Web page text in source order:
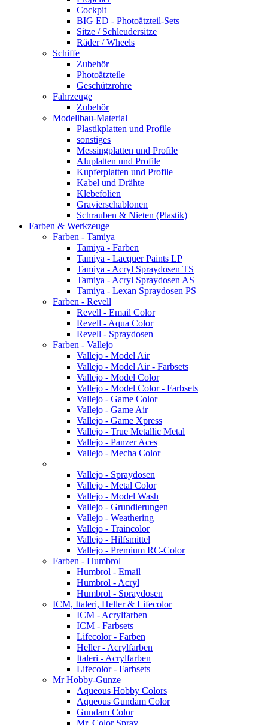
Cockpit
BIG ED - Photoätzteil-Sets
Sitze / Schleudersitze
Räder / Wheels
Schiffe
Zubehör
Photoätzteile
Geschützrohre
Fahrzeuge
Zubehör
Modellbau-Material
Plastikplatten und Profile
sonstiges
Messingplatten und Profile
Aluplatten und Profile
Kupferplatten und Profile
Kabel und Drähte
Klebefolien
Gravierschablonen
Schrauben & Nieten (Plastik)
Farben & Werkzeuge
Farben - Tamiya
Tamiya - Farben
Tamiya - Lacquer Paints LP
Tamiya - Acryl Spraydosen TS
Tamiya - Acryl Spraydosen AS
Tamiya - Lexan Spraydosen PS
Farben - Revell
Revell - Email Color
Revell - Aqua Color
Revell - Spraydosen
Farben - Vallejo
Vallejo - Model Air
Vallejo - Model Air - Farbsets
Vallejo - Model Color
Vallejo - Model Color - Farbsets
Vallejo - Game Color
Vallejo - Game Air
Vallejo - Game Xpress
Vallejo - True Metallic Metal
Vallejo - Panzer Aces
Vallejo - Mecha Color
Vallejo - Spraydosen
Vallejo - Metal Color
Vallejo - Model Wash
Vallejo - Grundierungen
Vallejo - Weathering
Vallejo - Traincolor
Vallejo - Hilfsmittel
Vallejo - Premium RC-Color
Farben - Humbrol
Humbrol - Email
Humbrol - Acryl
Humbrol - Spraydosen
ICM, Italeri, Heller & Lifecolor
ICM - Acrylfarben
ICM - Farbsets
Lifecolor - Farben
Heller - Acrylfarben
Italeri - Acrylfarben
Lifecolor - Farbsets
Mr Hobby-Gunze
Aqueous Hobby Colors
Aqueous Gundam Color
Gundam Color
Mr. Color Spray